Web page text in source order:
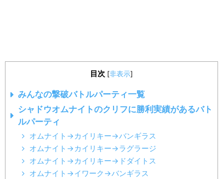
目次 [非表示]
みんなの撃破バトルパーティ一覧
シャドウオムナイトのクリフに勝利実績があるバト
ルパーティ
オムナイト→カイリキー→バンギラス
オムナイト→カイリキー→ラグラージ
オムナイト→カイリキー→ドダイトス
オムナイト→イワーク→バンギラス